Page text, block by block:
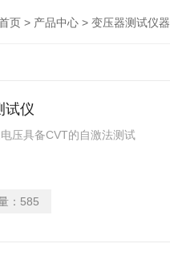
页 > 产品中心 > 变压器测试仪器
试仪
压具备CVT的自激法测试
： 585